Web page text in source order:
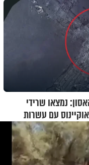
נמצאו שרידי
עם עשרות